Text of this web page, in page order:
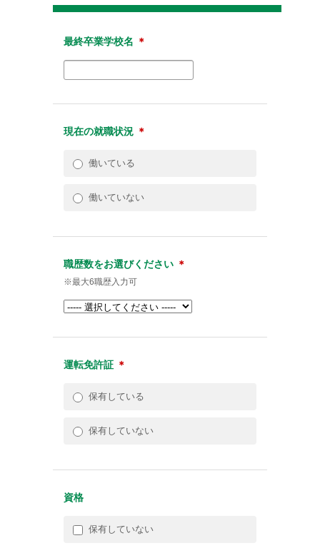
最終卒業学校名 ＊
現在の就職状況 ＊
働いている
働いていない
職歴数をお選びください ＊
※最大6職歴入力可
運転免許証 ＊
保有している
保有していない
資格
保有していない